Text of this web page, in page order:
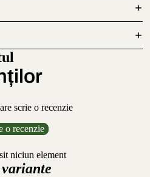
scrie o recenzie
o recenzie
niciun element